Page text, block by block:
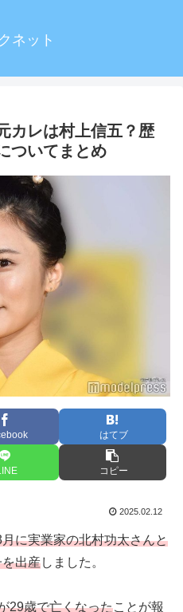
ネット
カレは村上信五？歴
ついてまとめ
はてブ
コピー
2025.02.12
に実業家の北村功太さんと
出産しました。
29歳で亡くなったことが報